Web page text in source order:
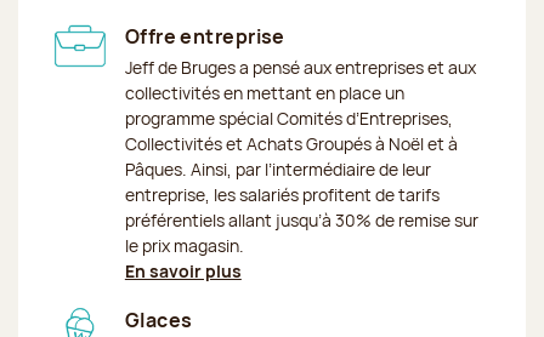
Offre entreprise
Jeff de Bruges a pensé aux entreprises et aux
collectivités en mettant en place un
programme spécial Comités d’Entreprises,
Collectivités et Achats Groupés à Noël et à
Pâques. Ainsi, par l’intermédiaire de leur
entreprise, les salariés profitent de tarifs
préférentiels allant jusqu’à 30% de remise sur
le prix magasin.
En savoir plus
Glaces